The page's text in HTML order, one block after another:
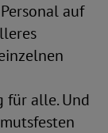
auf
für alle. Und